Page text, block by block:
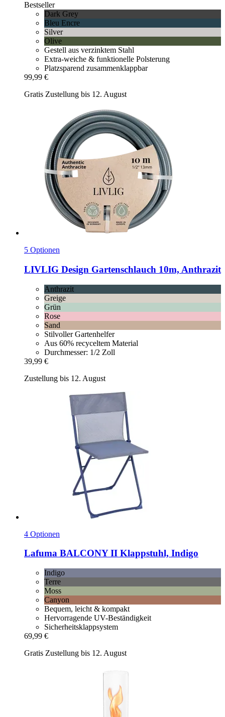
Bestseller
Dark Grey
Bleu Encre
Silver
Olive
Gestell aus verzinktem Stahl
Extra-weiche & funktionelle Polsterung
Platzsparend zusammenklappbar
99,99 €
Gratis Zustellung bis 12. August
5 Optionen
LIVLIG Design Gartenschlauch 10m, Anthrazit
Anthrazit
Greige
Grün
Rose
Sand
Stilvoller Gartenhelfer
Aus 60% recyceltem Material
Durchmesser: 1/2 Zoll
39,99 €
Zustellung bis 12. August
4 Optionen
Lafuma BALCONY II Klappstuhl, Indigo
Indigo
Terre
Moss
Canyon
Bequem, leicht & kompakt
Hervorragende UV-Beständigkeit
Sicherheitsklappsystem
69,99 €
Gratis Zustellung bis 12. August